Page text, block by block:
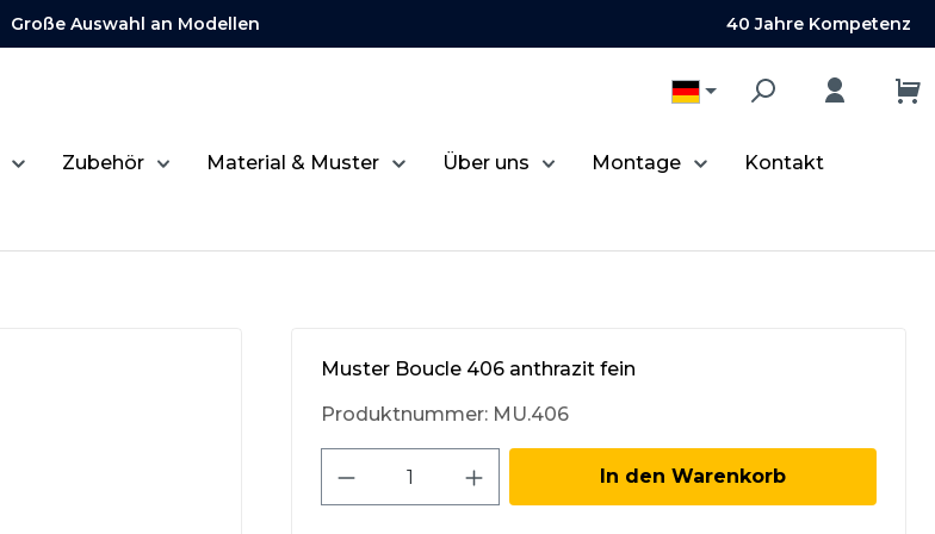
Große Auswahl an Modellen 40 Jahre Kompetenz
Zubehör Material & Muster Über uns Montage Kontakt
Muster Boucle 406 anthrazit fein
Produktnummer: MU.406
Produkt Anzahl: Gib den gewünschten
In den Warenkorb